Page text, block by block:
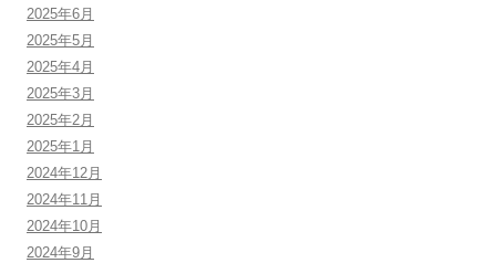
2025年6月
2025年5月
2025年4月
2025年3月
2025年2月
2025年1月
2024年12月
2024年11月
2024年10月
2024年9月